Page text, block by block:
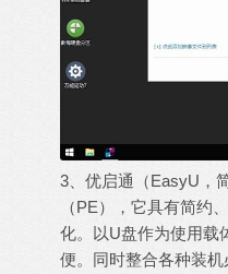
3、优启通（EasyU，
（PE），它具有简约
化。以U盘作为使用载
便。同时整合各种装机